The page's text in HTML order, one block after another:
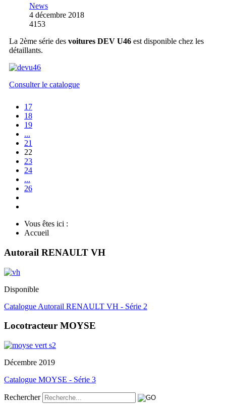
News
4 décembre 2018
4153
La 2ème série des voitures DEV U46 est disponible chez les
détaillants.
Consulter le catalogue
17
18
19
...
21
22
23
24
...
26
Vous êtes ici :
Accueil
Autorail RENAULT VH
Disponible
Catalogue Autorail RENAULT VH - Série 2
Locotracteur MOYSE
Décembre 2019
Catalogue MOYSE - Série 3
Rechercher